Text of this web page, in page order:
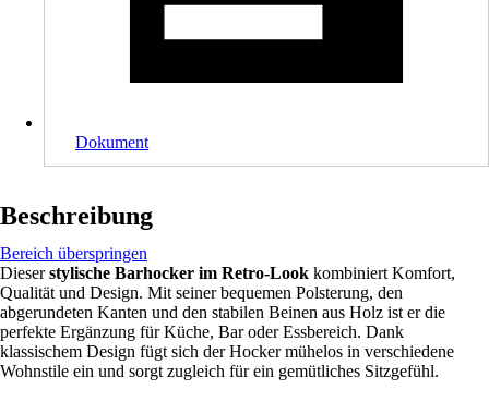
Dokument
Beschreibung
Bereich überspringen
Dieserstylische Barhocker im Retro-Look kombiniert Komfort,
Qualität und Design. Mit seiner bequemen Polsterung, den
abgerundeten Kanten und den stabilen Beinen aus Holz ist er die
perfekte Ergänzung für Küche, Bar oder Essbereich. Dank
klassischem Design fügt sich der Hocker mühelos in verschiedene
Wohnstile ein und sorgt zugleich für ein gemütliches Sitzgefühl.